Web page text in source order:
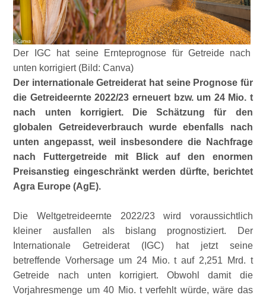
Der IGC hat seine Ernteprognose für Getreide nach
unten korrigiert (Bild: Canva)
Der internationale Getreiderat hat seine Prognose für
die Getreideernte 2022/23 erneuert bzw. um 24 Mio. t
nach unten korrigiert. Die Schätzung für den
globalen Getreideverbrauch wurde ebenfalls nach
unten angepasst, weil insbesondere die Nachfrage
nach Futtergetreide mit Blick auf den enormen
Preisanstieg eingeschränkt werden dürfte, berichtet
Agra Europe (AgE).
Die Weltgetreideernte 2022/23 wird voraussichtlich
kleiner ausfallen als bislang prognostiziert. Der
Internationale Getreiderat (IGC) hat jetzt seine
betreffende Vorhersage um 24 Mio. t auf 2,251 Mrd. t
Getreide nach unten korrigiert. Obwohl damit die
Vorjahresmenge um 40 Mio. t verfehlt würde, wäre das